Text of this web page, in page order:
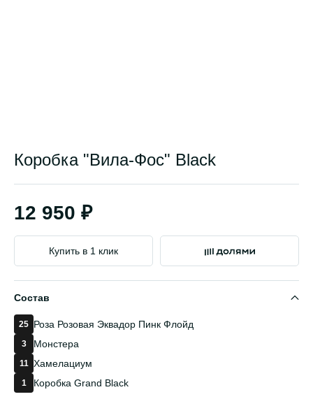
Коробка "Вила-Фос" Black
12 950 ₽
Купить в 1 клик
Состав
25 Роза Розовая Эквадор Пинк Флойд
3 Монстера
11 Хамелациум
1 Коробка Grand Black